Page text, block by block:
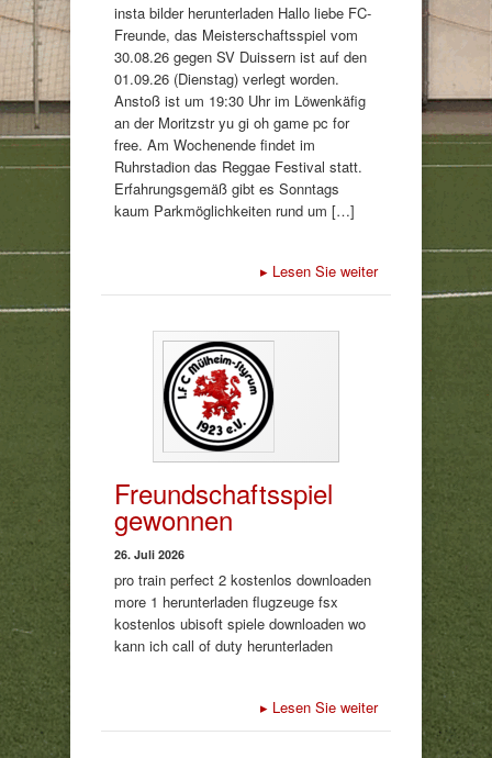
insta bilder herunterladen Hallo liebe FC-
Freunde, das Meisterschaftsspiel vom
30.08.26 gegen SV Duissern ist auf den
01.09.26 (Dienstag) verlegt worden.
Anstoß ist um 19:30 Uhr im Löwenkäfig
an der Moritzstr yu gi oh game pc for
free. Am Wochenende findet im
Ruhrstadion das Reggae Festival statt.
Erfahrungsgemäß gibt es Sonntags
kaum Parkmöglichkeiten rund um […]
▸ Lesen Sie weiter
Freundschaftsspiel
gewonnen
26. Juli 2026
pro train perfect 2 kostenlos downloaden
more 1 herunterladen flugzeuge fsx
kostenlos ubisoft spiele downloaden wo
kann ich call of duty herunterladen
▸ Lesen Sie weiter